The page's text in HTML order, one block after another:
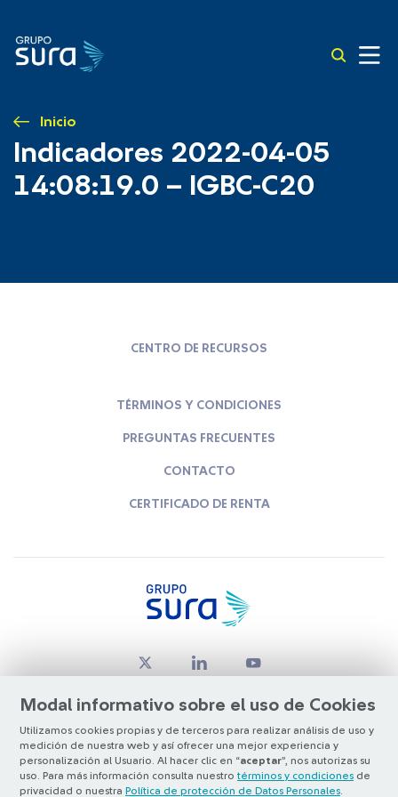
Inicio
Indicadores 2022-04-05
14:08:19.0 – IGBC-C20
Modal informativo sobre el uso de Cookies
Utilizamos cookies propias y de terceros para realizar análisis de uso y
medición de nuestra web y así ofrecer una mejor experiencia y
personalización al Usuario. Al hacer clic en “aceptar”, nos autorizas su
uso. Para más información consulta nuestro términos y condiciones de
privacidad o nuestra Política de protección de Datos Personales
CENTRO DE RECURSOS
TÉRMINOS Y CONDICIONES
PREGUNTAS FRECUENTES
CONTACTO
CERTIFICADO DE RENTA
© Copyright Grupo SURA 2026